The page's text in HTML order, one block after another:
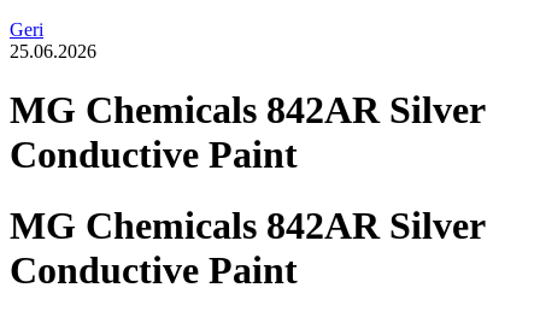
Geri
25.06.2026
MG Chemicals 842AR Silver
Conductive Paint
MG Chemicals 842AR Silver
Conductive Paint